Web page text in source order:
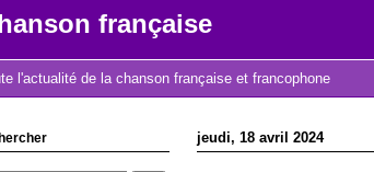
française
l'actualité de la chanson française et francophone
jeudi, 18 avril 2024